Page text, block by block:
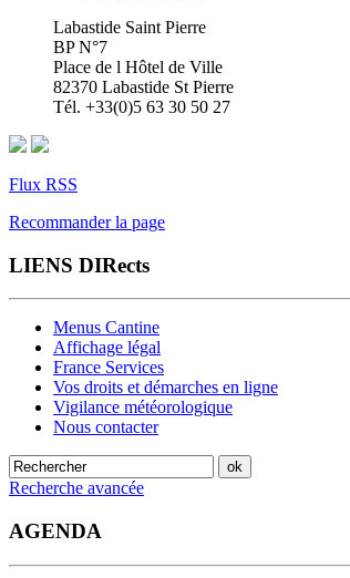
Labastide Saint Pierre
BP N°7
Place de l Hôtel de Ville
82370 Labastide St Pierre
Tél. +33(0)5 63 30 50 27
Flux RSS
Recommander la page
LIENS DIRects
Menus Cantine
Affichage légal
France Services
Vos droits et démarches en ligne
Vigilance météorologique
Nous contacter
Recherche avancée
AGENDA